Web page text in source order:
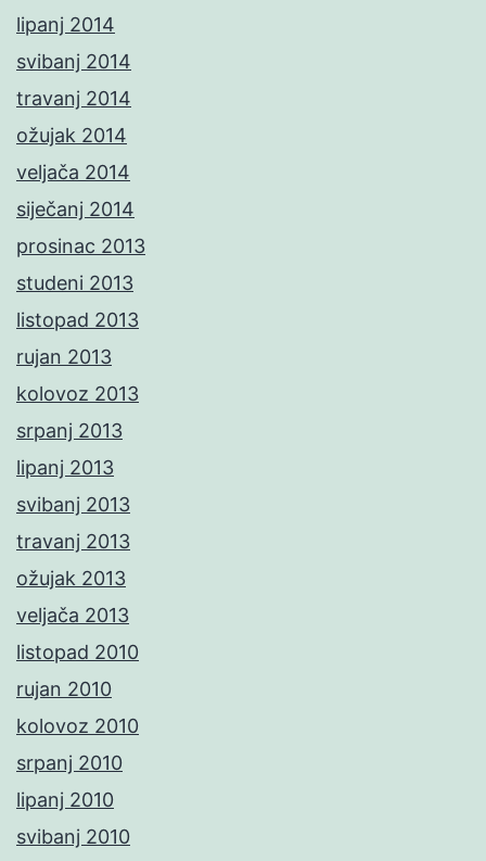
lipanj 2014
svibanj 2014
travanj 2014
ožujak 2014
veljača 2014
siječanj 2014
prosinac 2013
studeni 2013
listopad 2013
rujan 2013
kolovoz 2013
srpanj 2013
lipanj 2013
svibanj 2013
travanj 2013
ožujak 2013
veljača 2013
listopad 2010
rujan 2010
kolovoz 2010
srpanj 2010
lipanj 2010
svibanj 2010